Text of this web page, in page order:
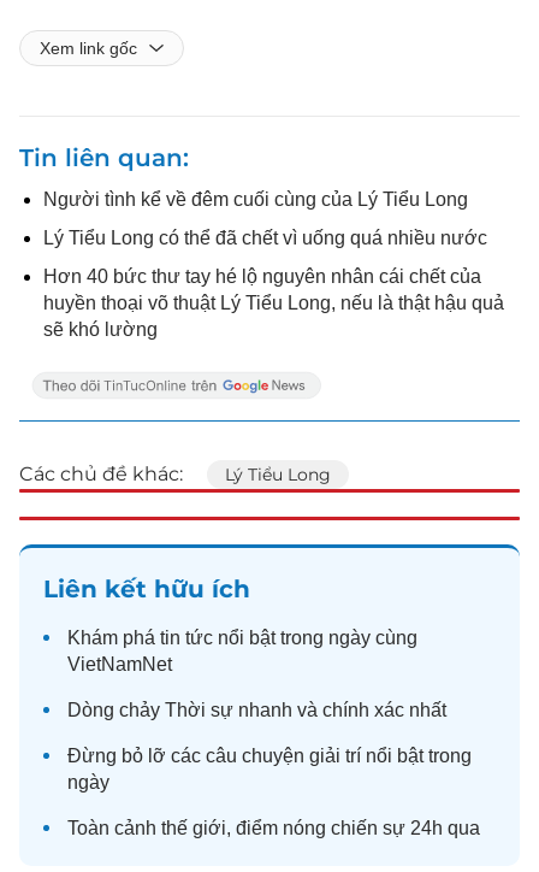
Xem link gốc
Tin liên quan
Người tình kể về đêm cuối cùng của Lý Tiểu Long
Lý Tiểu Long có thể đã chết vì uống quá nhiều nước
Hơn 40 bức thư tay hé lộ nguyên nhân cái chết của
huyền thoại võ thuật Lý Tiểu Long, nếu là thật hậu quả
sẽ khó lường
Các chủ đề khác: Lý Tiểu Long
Liên kết hữu ích
Khám phá tin tức nổi bật trong ngày cùng
VietNamNet
Dòng chảy Thời sự nhanh và chính xác nhất
Đừng bỏ lỡ các câu chuyện giải trí nổi bật trong
ngày
Toàn cảnh thế giới, điểm nóng chiến sự 24h qua